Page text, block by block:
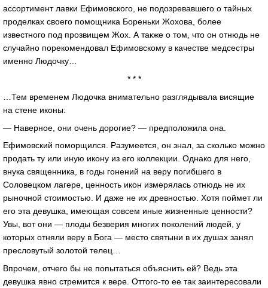
ассортимент лавки Ефимовского, не подозревавшего о тайных
проделках своего помощника Бореньки Жохова, более
известного под прозвищем Жох. А также о том, что он отнюдь не
случайно порекомендовал Ефимовскому в качестве медсестры
именно Людочку…
* * *
…Тем временем Людочка внимательно разглядывала висящие
на стене иконы:
— Наверное, они очень дорогие? — предположила она.
Ефимовский поморщился. Разумеется, он знал, за сколько можно
продать ту или иную икону из его коллекции. Однако для него,
внука священника, в годы гонений на веру погибшего в
Соловецком лагере, ценность икон измерялась отнюдь не их
рыночной стоимостью. И даже не их древностью. Хотя поймет ли
его эта девушка, имеющая совсем иные жизненные ценности?
Увы, вот они — плоды безверия многих поколений людей, у
которых отняли веру в Бога — место святыни в их душах занял
пресловутый золотой телец…
Впрочем, отчего бы не попытаться объяснить ей? Ведь эта
девушка явно стремится к вере. Оттого-то ее так заинтересовали